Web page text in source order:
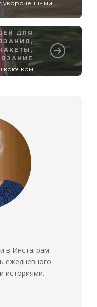
укороченными
ДЛЯ
,
,
крючком
в Инстаграм
ежедневного
историями.